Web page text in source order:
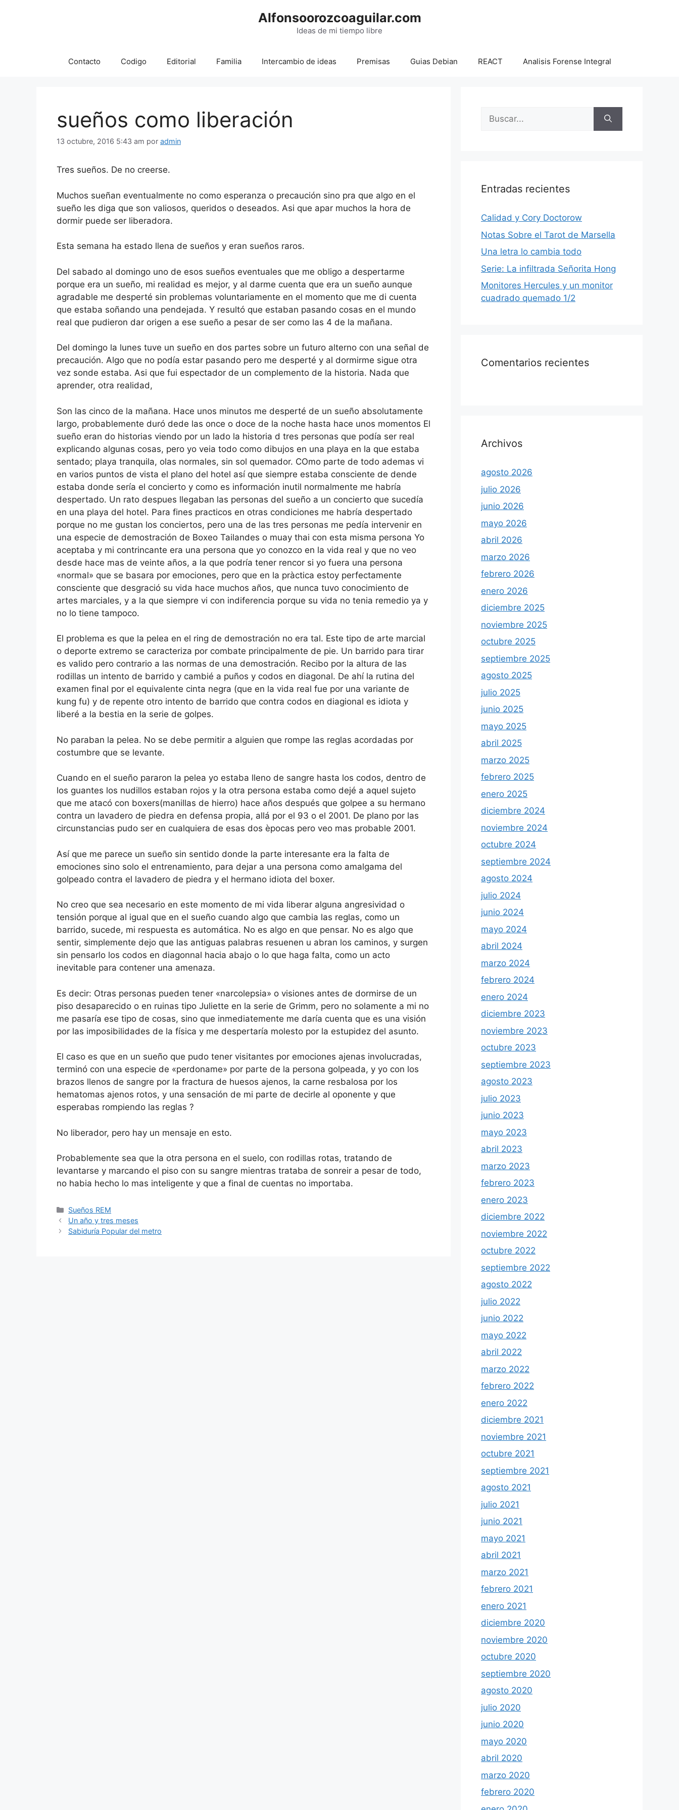
Alfonsoorozcoaguilar.com
Ideas de mi tiempo libre
Contacto Codigo Editorial Familia Intercambio de ideas Premisas Guias Debian REACT Analisis Forense Integral
sueños como liberación
13 octubre, 2016 5:43 am por admin
Tres sueños. De no creerse.
Muchos sueñan eventualmente no como esperanza o precaución sino pra que algo en el
sueño les diga que son valiosos, queridos o deseados. Asi que apar muchos la hora de
dormir puede ser liberadora.
Esta semana ha estado llena de sueños y eran sueños raros.
Del sabado al domingo uno de esos sueños eventuales que me obligo a despertarme
porque era un sueño, mi realidad es mejor, y al darme cuenta que era un sueño aunque
agradable me desperté sin problemas voluntariamente en el momento que me di cuenta
que estaba soñando una pendejada. Y resultó que estaban pasando cosas en el mundo
real que pudieron dar origen a ese sueño a pesar de ser como las 4 de la mañana.
Del domingo la lunes tuve un sueño en dos partes sobre un futuro alterno con una señal de
precaución. Algo que no podía estar pasando pero me desperté y al dormirme sigue otra
vez sonde estaba. Asi que fui espectador de un complemento de la historia. Nada que
aprender, otra realidad,
Son las cinco de la mañana. Hace unos minutos me desperté de un sueño absolutamente
largo, probablemente duró dede las once o doce de la noche hasta hace unos momentos El
sueño eran do historias viendo por un lado la historia d tres personas que podía ser real
explicando algunas cosas, pero yo veia todo como dibujos en una playa en la que estaba
sentado; playa tranquila, olas normales, sin sol quemador. COmo parte de todo ademas vi
en varios puntos de vista el plano del hotel así que siempre estaba consciente de dende
estaba donde sería el concierto y como es información inutil normalmente me habría
despertado. Un rato despues llegaban las personas del sueño a un concierto que sucedía
en una playa del hotel. Para fines practicos en otras condiciones me habría despertado
porque no me gustan los conciertos, pero una de las tres personas me pedía intervenir en
una especie de demostración de Boxeo Tailandes o muay thai con esta misma persona Yo
aceptaba y mi contrincante era una persona que yo conozco en la vida real y que no veo
desde hace mas de veinte años, a la que podría tener rencor si yo fuera una persona
«normal» que se basara por emociones, pero que en la pràctica estoy perfectamente
consciente que desgració su vida hace muchos años, que nunca tuvo conocimiento de
artes marciales, y a la que siempre vi con indiferencia porque su vida no tenia remedio ya y
no lo tiene tampoco.
El problema es que la pelea en el ring de demostración no era tal. Este tipo de arte marcial
o deporte extremo se caracteriza por combate principalmente de pie. Un barrido para tirar
es valido pero contrario a las normas de una demostración. Recibo por la altura de las
rodillas un intento de barrido y cambié a puños y codos en diagonal. De ahí la rutina del
examen final por el equivalente cinta negra (que en la vida real fue por una variante de
kung fu) y de repente otro intento de barrido que contra codos en diagional es idiota y
liberé a la bestia en la serie de golpes.
No paraban la pelea. No se debe permitir a alguien que rompe las reglas acordadas por
costumbre que se levante.
Cuando en el sueño pararon la pelea yo estaba lleno de sangre hasta los codos, dentro de
los guantes los nudillos estaban rojos y la otra persona estaba como dejé a aquel sujeto
que me atacó con boxers(manillas de hierro) hace años después que golpee a su hermano
contra un lavadero de piedra en defensa propia, allá por el 93 o el 2001. De plano por las
circunstancias pudo ser en cualquiera de esas dos èpocas pero veo mas probable 2001.
Así que me parece un sueño sin sentido donde la parte interesante era la falta de
emociones sino solo el entrenamiento, para dejar a una persona como amalgama del
golpeado contra el lavadero de piedra y el hermano idiota del boxer.
No creo que sea necesario en este momento de mi vida liberar alguna angresividad o
tensión porque al igual que en el sueño cuando algo que cambia las reglas, como un
barrido, sucede, mi respuesta es automática. No es algo en que pensar. No es algo que
sentir, simplemente dejo que las antiguas palabras resuenen u abran los caminos, y surgen
sin pensarlo los codos en diagonnal hacia abajo o lo que haga falta, como un acto
inevitable para contener una amenaza.
Es decir: Otras personas pueden tener «narcolepsia» o visiones antes de dormirse de un
piso desaparecido o en ruinas tipo Juliette en la serie de Grimm, pero no solamente a mi no
me pasaría ese tipo de cosas, sino que inmediatemente me daría cuenta que es una visión
por las imposibilidades de la física y me despertaría molesto por la estupidez del asunto.
El caso es que en un sueño que pudo tener visitantes por emociones ajenas involucradas,
terminó con una especie de «perdoname» por parte de la persona golpeada, y yo con los
brazos llenos de sangre por la fractura de huesos ajenos, la carne resbalosa por los
hematomas ajenos rotos, y una sensación de mi parte de decirle al oponente y que
esperabas rompiendo las reglas ?
No liberador, pero hay un mensaje en esto.
Probablemente sea que la otra persona en el suelo, con rodillas rotas, tratando de
levantarse y marcando el piso con su sangre mientras trataba de sonreir a pesar de todo,
no habia hecho lo mas inteligente y que a final de cuentas no importaba.
Categorías
Sueños REM
Un año y tres meses
Sabiduría Popular del metro
Buscar:
Entradas recientes
Calidad y Cory Doctorow
Notas Sobre el Tarot de Marsella
Una letra lo cambia todo
Serie: La infiltrada Señorita Hong
Monitores Hercules y un monitor
cuadrado quemado 1/2
Comentarios recientes
Archivos
agosto 2026
julio 2026
junio 2026
mayo 2026
abril 2026
marzo 2026
febrero 2026
enero 2026
diciembre 2025
noviembre 2025
octubre 2025
septiembre 2025
agosto 2025
julio 2025
junio 2025
mayo 2025
abril 2025
marzo 2025
febrero 2025
enero 2025
diciembre 2024
noviembre 2024
octubre 2024
septiembre 2024
agosto 2024
julio 2024
junio 2024
mayo 2024
abril 2024
marzo 2024
febrero 2024
enero 2024
diciembre 2023
noviembre 2023
octubre 2023
septiembre 2023
agosto 2023
julio 2023
junio 2023
mayo 2023
abril 2023
marzo 2023
febrero 2023
enero 2023
diciembre 2022
noviembre 2022
octubre 2022
septiembre 2022
agosto 2022
julio 2022
junio 2022
mayo 2022
abril 2022
marzo 2022
febrero 2022
enero 2022
diciembre 2021
noviembre 2021
octubre 2021
septiembre 2021
agosto 2021
julio 2021
junio 2021
mayo 2021
abril 2021
marzo 2021
febrero 2021
enero 2021
diciembre 2020
noviembre 2020
octubre 2020
septiembre 2020
agosto 2020
julio 2020
junio 2020
mayo 2020
abril 2020
marzo 2020
febrero 2020